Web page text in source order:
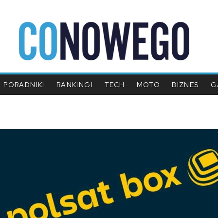
PORADNIKI RANKINGI TECH MOTO BIZNES